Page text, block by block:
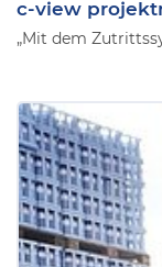
c-view
„Mit dem